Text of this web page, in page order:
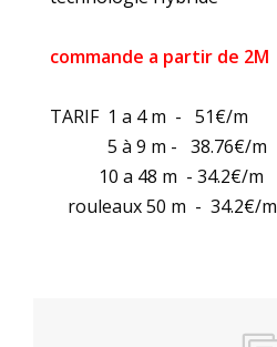
commande a partir de 2M
TARIF 1 a 4 m - 51€/m
5 à 9 m - 38.76€/m
10 a 48 m - 34.2€/m
rouleaux 50 m - 34.2€/m